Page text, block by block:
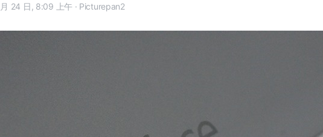
2013 年 9 月 24 日, 8:09 上午 · Picturepan2